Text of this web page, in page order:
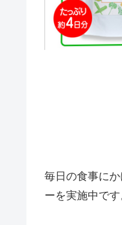
毎日の食事に
ーを実施中です